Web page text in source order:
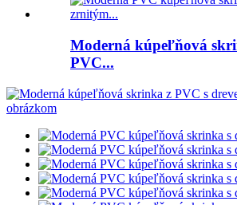
Moderná kúpeľňová
PVC...